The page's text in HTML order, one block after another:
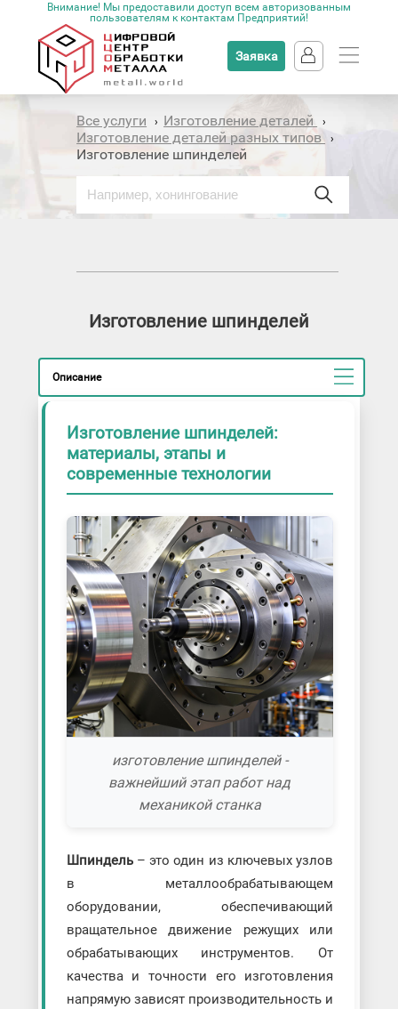
Внимание! Мы предоставили доступ всем авторизованным
пользователям к контактам Предприятий!
Заявка
Все услуги › Изготовление деталей ›
Изготовление деталей разных типов ›
Изготовление шпинделей
Изготовление шпинделей
Описание
Изготовление шпинделей:
материалы, этапы и
современные технологии
изготовление шпинделей -
важнейший этап работ над
механикой станка
Шпиндель– это один из ключевых узлов
в металлообрабатывающем
оборудовании, обеспечивающий
вращательное движение режущих или
обрабатывающих инструментов. От
качества и точности его изготовления
напрямую зависят производительность и